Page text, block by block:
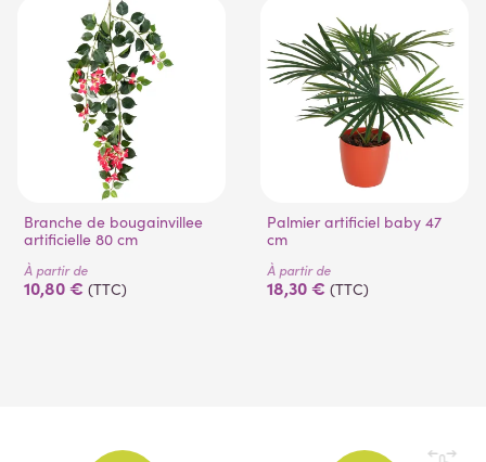
Branche de bougainvillee
artificielle 80 cm
À partir de
10,80 € (TTC)
Palmier artificiel baby 47
cm
À partir de
18,30 € (TTC)